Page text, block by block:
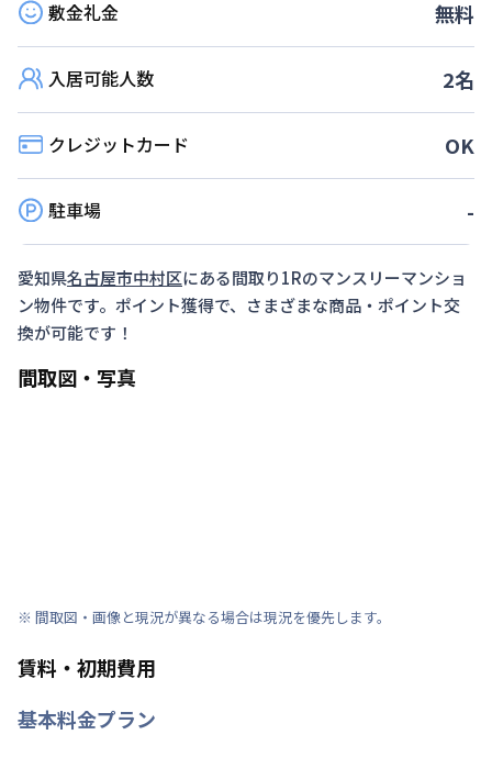
敷金礼金 無料
入居可能人数 2名
クレジットカード OK
駐車場 -
愛知県名古屋市中村区にある間取り1Rのマンスリーマンショ
ン物件です。ポイント獲得で、さまざまな商品・ポイント交
換が可能です！
間取図・写真
※ 間取図・画像と現況が異なる場合は現況を優先します。
賃料・初期費用
基本料金プラン